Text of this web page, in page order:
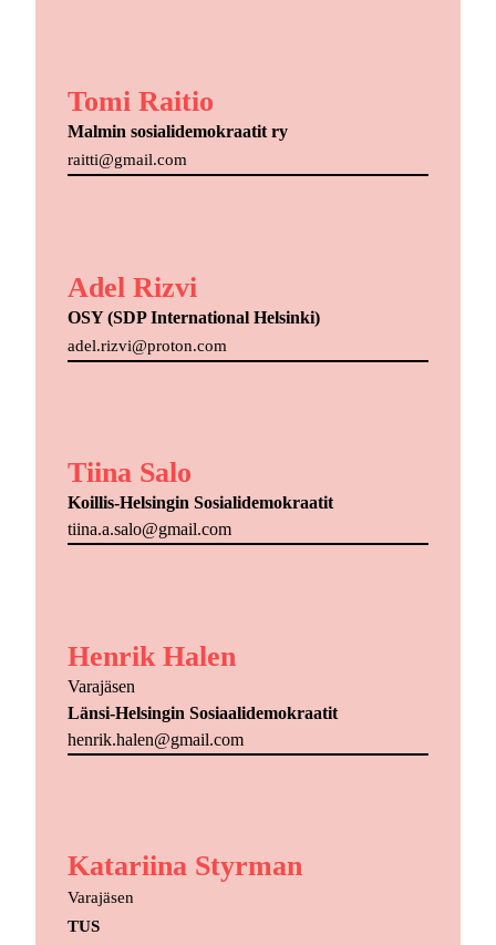
Tomi Raitio
Malmin sosialidemokraatit ry
raitti@gmail.com
Adel Rizvi
OSY (SDP International Helsinki)
adel.rizvi@proton.com
Tiina Salo
Koillis-Helsingin Sosialidemokraatit
tiina.a.salo@gmail.com
Henrik Halen
Varajäsen
Länsi-Helsingin Sosiaalidemokraatit
henrik.halen@gmail.com
Katariina Styrman
Varajäsen
TUS